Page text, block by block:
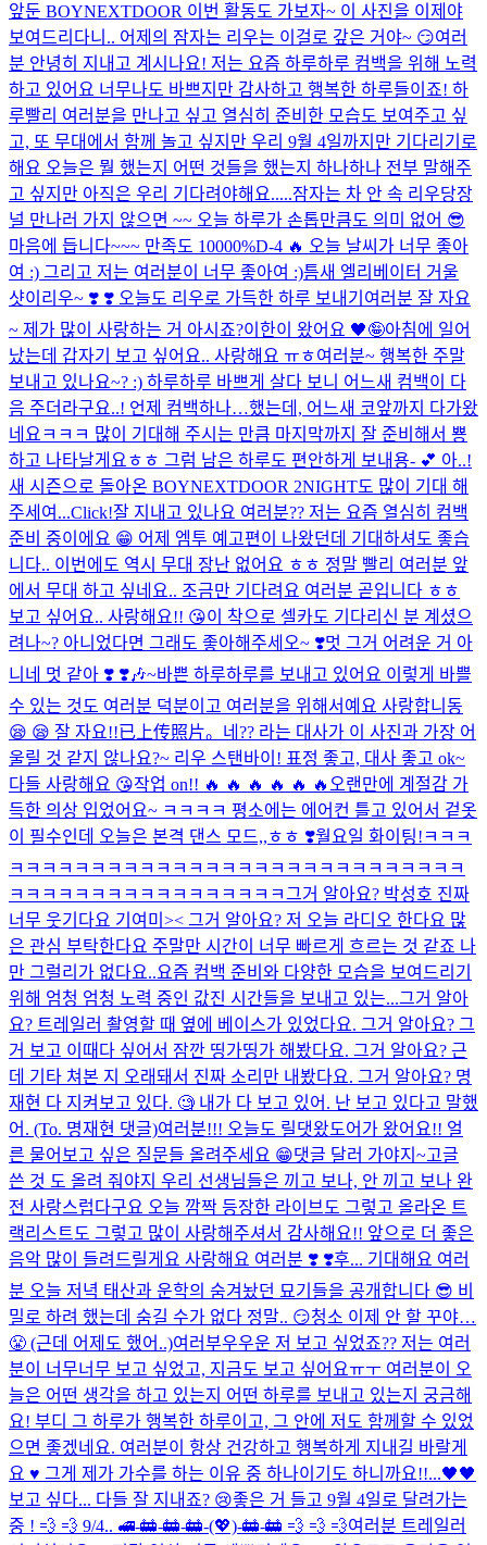
앞둔 BOYNEXTDOOR 이번 활동도 가보자~ 이 사진을 이제야
보여드리다니.. 어제의 잠자는 리우는 이걸로 갚은 거야~ 😏여러
분 안녕히 지내고 계시나요! 저는 요즘 하루하루 컴백을 위해 노력
하고 있어요 너무나도 바쁘지만 감사하고 행복한 하루들이죠! 하
루빨리 여러분을 만나고 싶고 열심히 준비한 모습도 보여주고 싶
고, 또 무대에서 함께 놀고 싶지만 우리 9월 4일까지만 기다리기로
해요 오늘은 뭘 했는지 어떤 것들을 했는지 하나하나 전부 말해주
고 싶지만 아직은 우리 기다려야해요.....잠자는 차 안 속 리우당장
널 만나러 가지 않으면 ~~ 오늘 하루가 손톱만큼도 의미 없어 😎
마음에 듭니다~~~ 만족도 10000%D-4 🔥 오늘 날씨가 너무 좋아
여 :) 그리고 저는 여러분이 너무 좋아여 :)틈새 엘리베이터 거울
샷이리우~ ❣️​ ❣️​ 오늘도 리우로 가득한 하루 보내기 여러분 잘 자요
~ 제가 많이 사랑하는 거 아시죠?이한이 왔어요 🖤🤪아침에 일어
났는데 갑자기 보고 싶어요.. 사랑해요 ㅠㅎ여러분~ 행복한 주말
보내고 있나요~? :) 하루하루 바쁘게 살다 보니 어느새 컴백이 다
음 주더라구요..! 언제 컴백하나…했는데, 어느새 코앞까지 다가왔
네요ㅋㅋㅋ 많이 기대해 주시는 만큼 마지막까지 잘 준비해서 뿅
하고 나타날게요ㅎㅎ 그럼 남은 하루도 편안하게 보내용- 💕 아..!
새 시즌으로 돌아온 BOYNEXTDOOR 2NIGHT도 많이 기대 해
주세여...Click!잘 지내고 있나요 여러분?? 저는 요즘 열심히 컴백
준비 중이에요 😁 어제 엠투 예고편이 나왔던데 기대하셔도 좋습
니다.. 이번에도 역시 무대 장난 없어요 ㅎㅎ 정말 빨리 여러분 앞
에서 무대 하고 싶네요.. 조금만 기다려요 여러분 곧입니다 ㅎㅎ
보고 싶어요.. 사랑해요!! 😘이 착으로 셀카도 기다리신 분 계셨으
려나~? 아니었다면 그래도 좋아해주세오~ ❣️멋 그거 어려운 거 아
니네 멋 같아 ❣️ ❣️🎶~바쁜 하루하루를 보내고 있어요 이렇게 바쁠
수 있는 것도 여러분 덕분이고 여러분을 위해서예요 사랑합니동
😪 😪 잘 자요!!已上传照片。 네?? 라는 대사가 이 사진과 가장 어
울릴 것 같지 않나요?~ 리우 스탠바이! 표정 좋고, 대사 좋고 ok~
다들 사랑해요 😘작업 on!! 🔥 🔥 🔥 🔥 🔥 🔥 오랜만에 계절감 가
득한 의상 입었어요~ ㅋㅋㅋㅋ 평소에는 에어컨 틀고 있어서 겉옷
이 필수인데 오늘은 본격 댄스 모드,,ㅎㅎ ❣️월요일 화이팅!ㅋㅋㅋ
ㅋㅋㅋㅋㅋㅋㅋㅋㅋㅋㅋㅋㅋㅋㅋㅋㅋㅋㅋㅋㅋㅋㅋㅋㅋㅋㅋㅋ
ㅋㅋㅋㅋㅋㅋㅋㅋㅋㅋㅋㅋㅋㅋㅋㅋㅋ그거 알아요? 박성호 진짜
너무 웃기다요 기여미>< 그거 알아요? 저 오늘 라디오 한다요 많
은 관심 부탁한다요 주말만 시간이 너무 빠르게 흐르는 것 같죠 나
만 그럴리가 없다요..요즘 컴백 준비와 다양한 모습을 보여드리기
위해 엄청 엄청 노력 중인 값진 시간들을 보내고 있는...그거 알아
요? 트레일러 촬영할 때 옆에 베이스가 있었다요. 그거 알아요? 그
거 보고 이때다 싶어서 잠깐 띵가띵가 해봤다요. 그거 알아요? 근
데 기타 쳐본 지 오래돼서 진짜 소리만 내봤다요. 그거 알아요? 명
재현 다 지켜보고 있다. 🧐 내가 다 보고 있어. 난 보고 있다고 말했
어. (To. 명재현 댓글)여러분!!! 오늘도 릴댓왔도어가 왔어요!! 얼
른 물어보고 싶은 질문들 올려주세요 😁댓글 달러 가야지~고글
쓴 것 도 올려 줘야지 우리 선생님들은 끼고 보나, 안 끼고 보나 완
전 사랑스럽다구요 오늘 깜짝 등장한 라이브도 그렇고 올라온 트
랙리스트도 그렇고 많이 사랑해주셔서 감사해요!! 앞으로 더 좋은
음악 많이 들려드릴게요 사랑해요 여러분 ❣️ ❣️후... 기대해요 여러
분 오늘 저녁 태산과 운학의 숨겨놨던 묘기들을 공개합니다 😎 비
밀로 하려 했는데 숨길 수가 없다 정말.. 😏청소 이제 안 할 꾸야…
😤 (근데 어제도 했어..)여러부우우운 저 보고 싶었죠?? 저는 여러
분이 너무너무 보고 싶었고, 지금도 보고 싶어요ㅠㅜ 여러분이 오
늘은 어떤 생각을 하고 있는지 어떤 하루를 보내고 있는지 궁금해
요! 부디 그 하루가 행복한 하루이고, 그 안에 저도 함께할 수 있었
으면 좋겠네요. 여러분이 항상 건강하고 행복하게 지내길 바랄게
요 ♥️ 그게 제가 가수를 하는 이유 중 하나이기도 하니까요!!...🖤🖤
보고 싶다... 다들 잘 지내죠? 😢좋은 거 들고 9월 4일로 달려가는
중 ! 💨 💨 9/4.. 🚅-🚋-🚋-🚋-(💖)-🚋-🚋 💨 💨 💨여러분 트레일러